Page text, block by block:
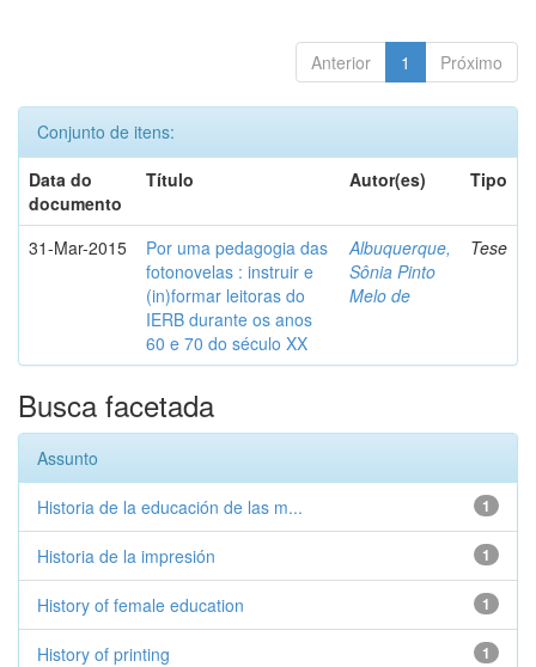
Anterior 1 Próximo
Conjunto de itens:
Data do
documento
Título Autor(es) Tipo
31-Mar-2015
Por uma pedagogia das
fotonovelas : instruir e
(in)formar leitoras do
IERB durante os anos
60 e 70 do século XX
Albuquerque,
Sônia Pinto
Melo de
Tese
Busca facetada
Assunto
1
Historia de la educación de las m...
1
Historia de la impresión
1
History of female education
1
History of printing